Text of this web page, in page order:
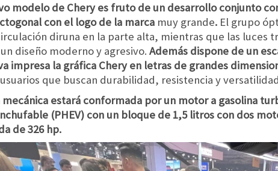
modelo de Chery es fruto de un desarrollo conjunto
con el logo de la marca muy grande. El grupo
diruna en la parte alta, mientras que las luces
diseño moderno y agresivo. Además dispone de un
impresa la gráfica Chery en letras de grandes
que buscan durabilidad, resistencia y
mecánica estará conformada por un motor a gasolina
(PHEV) con un bloque de 1,5 litros con dos
de 326 hp.